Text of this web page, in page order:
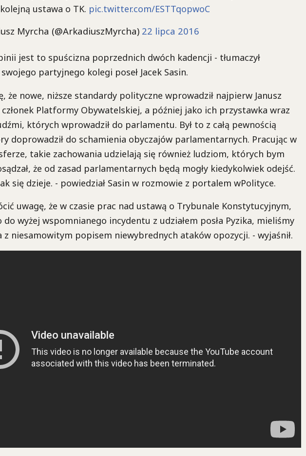
ustawa o TK. pic.twitter.com/ESTTqopwoC
Myrcha (@ArkadiuszMyrcha) 22 lipca 2016
jest to spuścizna poprzednich dwóch kadencji - tłumaczył
partyjnego kolegi poseł Jacek Sasin.
że nowe, niższe standardy polityczne wprowadził najpierw Janusz
Platformy Obywatelskiej, a później jako ich przystawka wraz
których wprowadził do parlamentu. Był to z całą pewnością
doprowadził do schamienia obyczajów parlamentarnych. Pracując w
takie zachowania udzielają się również ludziom, których bym
że od zasad parlamentarnych będą mogły kiedykolwiek odejść.
się dzieje. - powiedział Sasin w rozmowie z portalem wPolityce.
uwagę, że w czasie prac nad ustawą o Trybunale Konstytucyjnym,
do wyżej wspomnianego incydentu z udziałem posła Pyzika, mieliśmy
z niesamowitym popisem niewybrednych ataków opozycji. - wyjaśnił.